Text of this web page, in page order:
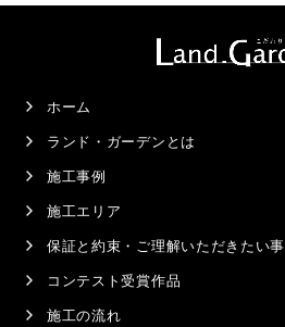
ホーム
ランド・ガーデンとは
施工事例
施工エリア
保証と約束・ご理解いただきたい事
コンテスト受賞作品
施工の流れ